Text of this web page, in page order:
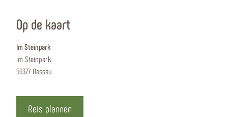
Op de kaart
Im Steinpark
Im Steinpark
56377 Nassau
Reis plannen